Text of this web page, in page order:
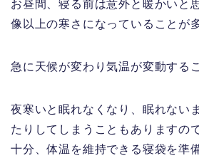
お昼間、寝る前は意外と暖かいと
像以上の寒さになっていることが
急に天候が変わり気温が変動する
夜寒いと眠れなくなり、眠れない
たりしてしまうこともありますの
十分、体温を維持できる寝袋を準